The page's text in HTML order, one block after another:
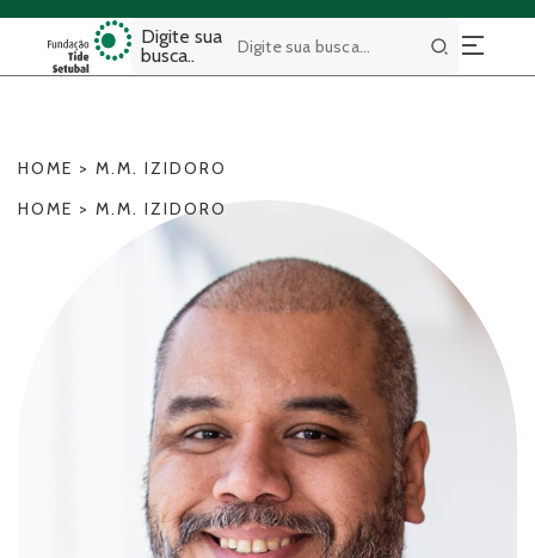
Digite sua
busca..
Buscar
HOME > M.M. IZIDORO
HOME > M.M. IZIDORO